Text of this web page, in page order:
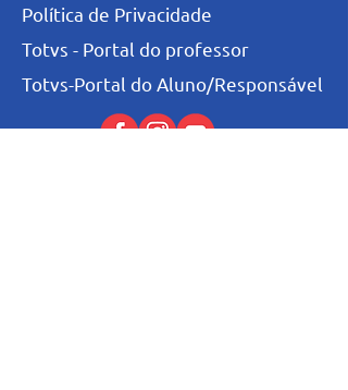
Política de Privacidade
Totvs - Portal do professor
Totvs-Portal do Aluno/Responsável